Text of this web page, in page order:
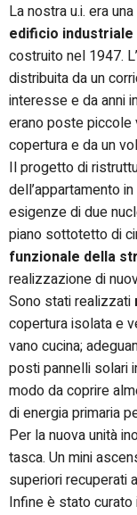
La nostra u.i. era
edificio
costruito nel 1947.
distribuita da un
interesse e da anni
erano poste piccole
copertura e da un
Il progetto di
dell’appartamento
esigenze di due
piano sottotetto di
funzionale della
realizzazione di
Sono stati realizzati
copertura isolata e
vano cucina;
posti pannelli solari
modo da coprire
di energia primaria
Per la nuova unità
tasca. Un mini
superiori recuperati
Infine è stato